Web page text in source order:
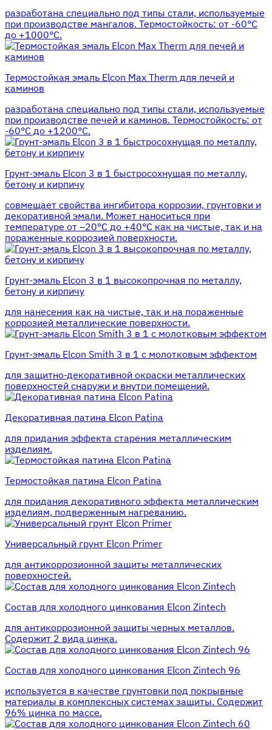
разработана специально под типы стали, используемые
при производстве мангалов. Термостойкость: от -60°С
до +1000°С.
Термостойкая эмаль Elcon Max Therm для печей и
каминов
разработана специально под типы стали, используемые
при производстве печей и каминов. Термостойкость: от
-60°С до +1200°С.
Грунт-эмаль Elcon 3 в 1 быстросохнущая по металлу,
бетону и кирпичу
совмещает свойства ингибитора коррозии, грунтовки и
декоративной эмали. Может наноситься при
температуре от –20°С до +40°С как на чистые, так и на
пораженные коррозией поверхности.
Грунт-эмаль Elcon 3 в 1 высокопрочная по металлу,
бетону и кирпичу
для нанесения как на чистые, так и на пораженные
коррозией металлические поверхности.
Грунт-эмаль Elcon Smith 3 в 1 с молотковым эффектом
для защитно-декоративной окраски металлических
поверхностей снаружи и внутри помещений.
Декоративная патина Elcon Patina
для придания эффекта старения металлическим
изделиям.
Термостойкая патина Elcon Patina
для придания декоративного эффекта металлическим
изделиям, подверженным нагреванию.
Универсальный грунт Elcon Primer
для антикоррозионной защиты металлических
поверхностей.
Состав для холодного цинкования Elcon Zintech
для антикоррозионной защиты черных металлов.
Содержит 2 вида цинка.
Состав для холодного цинкования Elcon Zintech 96
используется в качестве грунтовки под покрывные
материалы в комплексных системах защиты. Cодержит
96% цинка по массе.